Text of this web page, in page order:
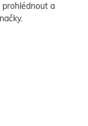
prohlédnout a